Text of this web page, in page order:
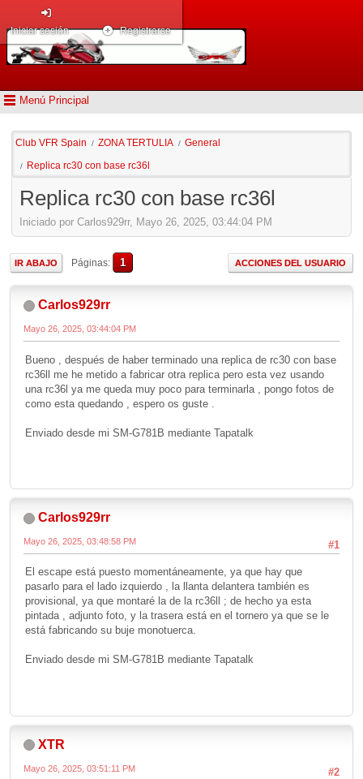
Menú Principal
Iniciar sesión Registrarse
Club VFR Spain / ZONA TERTULIA / General
/ Replica rc30 con base rc36l
Replica rc30 con base rc36l
Iniciado por Carlos929rr, Mayo 26, 2025, 03:44:04 PM
IR ABAJO Páginas 1 ACCIONES DEL USUARIO
Carlos929rr
Mayo 26, 2025, 03:44:04 PM
Bueno , después de haber terminado una replica de rc30 con base
rc36ll me he metido a fabricar otra replica pero esta vez usando
una rc36l ya me queda muy poco para terminarla , pongo fotos de
como esta quedando , espero os guste .
Enviado desde mi SM-G781B mediante Tapatalk
Carlos929rr
#1
Mayo 26, 2025, 03:48:58 PM
El escape está puesto momentáneamente, ya que hay que
pasarlo para el lado izquierdo , la llanta delantera también es
provisional, ya que montaré la de la rc36ll ; de hecho ya esta
pintada , adjunto foto, y la trasera está en el tornero ya que se le
está fabricando su buje monotuerca.
Enviado desde mi SM-G781B mediante Tapatalk
XTR
#2
Mayo 26, 2025, 03:51:11 PM